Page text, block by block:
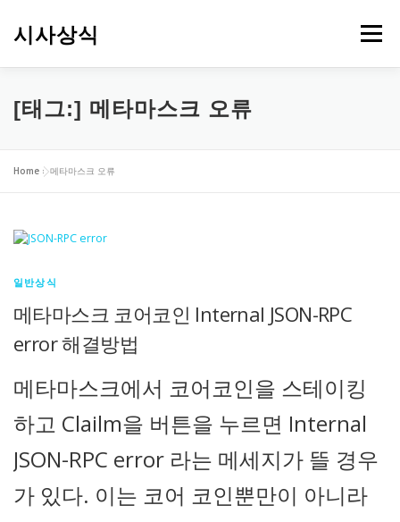
시사상식 메뉴
[태그:] 메타마스크 오류
Home »메타마스크 오류
일반상식
메타마스크 코어코인 Internal JSON-RPC
error 해결방법
메타마스크에서 코어코인을 스테이킹
하고 Clailm을 버튼을 누르면 Internal
JSON-RPC error 라는 메세지가 뜰 경우
가 있다. 이는 코어 코인뿐만이 아니라